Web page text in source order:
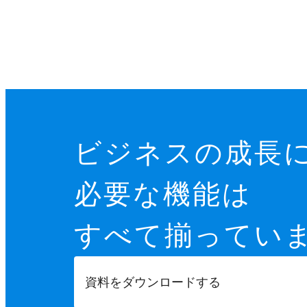
ビジネスの成長
必要な機能は
すべて揃ってい
資料をダウンロードする